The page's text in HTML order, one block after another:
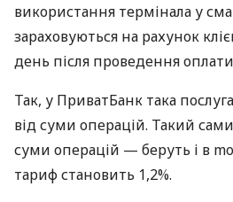
використання термінала у
зараховуються на рахунок
день після проведення
Так, у ПриватБанк така
від суми операцій. Такий
суми операцій — беруть і в
тариф становить 1,2%.